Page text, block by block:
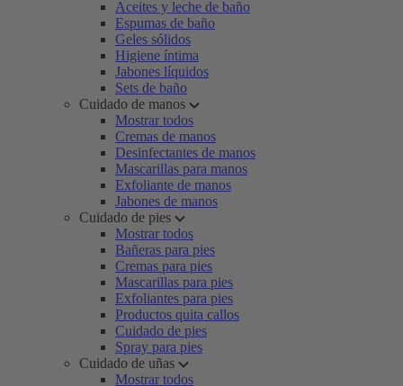
Aceites y leche de baño
Espumas de baño
Geles sólidos
Higiene íntima
Jabones líquidos
Sets de baño
Cuidado de manos
Mostrar todos
Cremas de manos
Desinfectantes de manos
Mascarillas para manos
Exfoliante de manos
Jabones de manos
Cuidado de pies
Mostrar todos
Bañeras para pies
Cremas para pies
Mascarillas para pies
Exfoliantes para pies
Productos quita callos
Cuidado de pies
Spray para pies
Cuidado de uñas
Mostrar todos